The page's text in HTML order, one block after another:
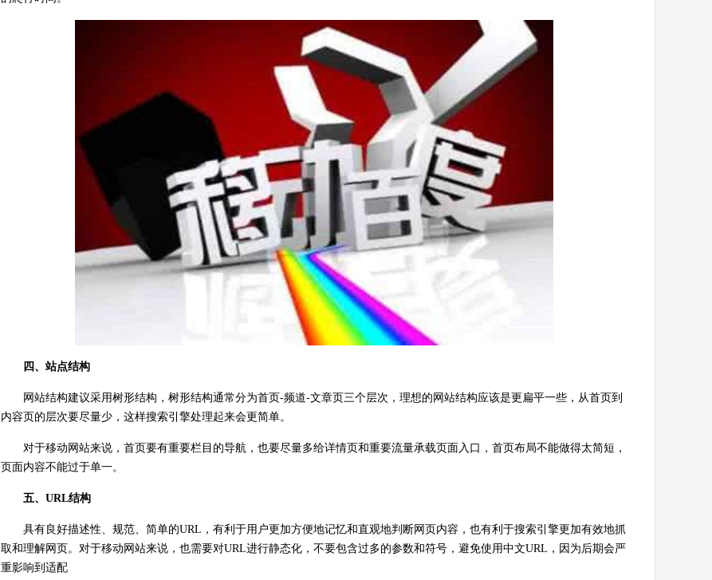
四、站点结构
网站结构建议采用树形结构，树形结构通常分为首页-频道-文章页三个层次，理想的网站结构应该是更扁平一些，从首页到
内容页的层次要尽量少，这样搜索引擎处理起来会更简单。
对于移动网站来说，首页要有重要栏目的导航，也要尽量多给详情页和重要流量承载页面入口，首页布局不能做得太简短，
页面内容不能过于单一。
五、URL结构
具有良好描述性、规范、简单的URL，有利于用户更加方便地记忆和直观地判断网页内容，也有利于搜索引擎更加有效地抓
取和理解网页。对于移动网站来说，也需要对URL进行静态化，不要包含过多的参数和符号，避免使用中文URL，因为后期会严
重影响到适配